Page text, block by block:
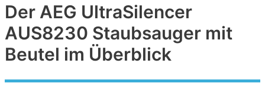
Der AEG UltraSilencer
AUS8230 Staubsauger mit
Beutel im Überblick